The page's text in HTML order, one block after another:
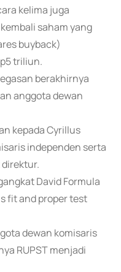
kelima juga
saham yang
buyback)
triliun.
berakhirnya
anggota dewan
kepada Cyrillus
independen serta
David Formula
fit and proper test
dewan komisaris
RUPST menjadi